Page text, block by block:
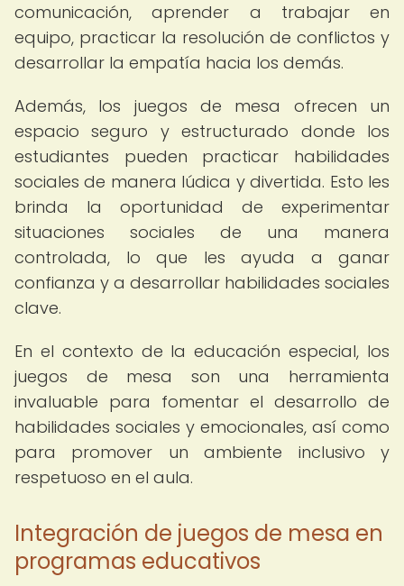
comunicación, aprender a trabajar en
equipo, practicar la resolución de conflictos y
desarrollar la empatía hacia los demás.
Además, los juegos de mesa ofrecen un
espacio seguro y estructurado donde los
estudiantes pueden practicar habilidades
sociales de manera lúdica y divertida. Esto les
brinda la oportunidad de experimentar
situaciones sociales de una manera
controlada, lo que les ayuda a ganar
confianza y a desarrollar habilidades sociales
clave.
En el contexto de la educación especial, los
juegos de mesa son una herramienta
invaluable para fomentar el desarrollo de
habilidades sociales y emocionales, así como
para promover un ambiente inclusivo y
respetuoso en el aula.
Integración de juegos de mesa en
programas educativos